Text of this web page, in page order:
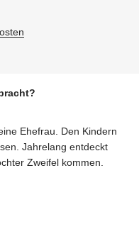
Ehefrau. Den Kindern
Jahrelang entdeckt
Zweifel kommen.